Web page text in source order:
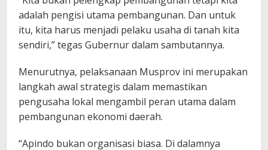
adalah pengisi utama pembangunan. Dan untuk
itu, kita harus menjadi pelaku usaha di tanah kita
sendiri,” tegas Gubernur dalam sambutannya.
Menurutnya, pelaksanaan Musprov ini merupakan
langkah awal strategis dalam memastikan
pengusaha lokal mengambil peran utama dalam
pembangunan ekonomi daerah.
“Apindo bukan organisasi biasa. Di dalamnya